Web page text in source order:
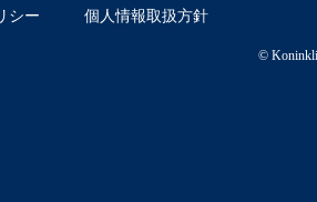
シー 個人情報取扱方針
©